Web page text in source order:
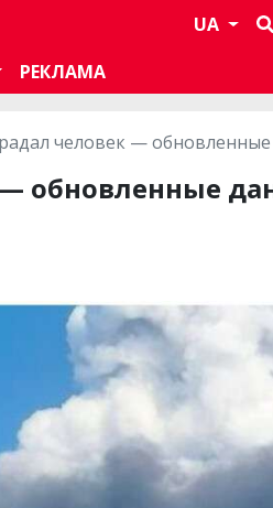
UA
РЕКЛАМА
человек —
— обновленные